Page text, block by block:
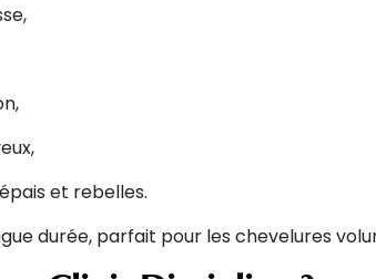
et rebelles.
durée, parfait pour les chevelures